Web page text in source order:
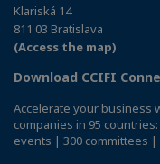
Klariská 14
811 03 Bratislava
(Access the map)
Download CCIFI
Accelerate your business
companies in 95
events | 300 committees